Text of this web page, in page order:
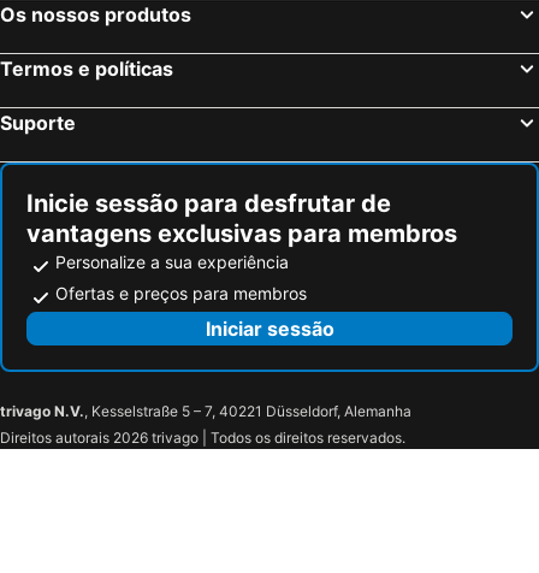
Os nossos produtos
Termos e políticas
Suporte
Inicie sessão para desfrutar de
vantagens exclusivas para membros
Personalize a sua experiência
Ofertas e preços para membros
Iniciar sessão
trivago N.V., Kesselstraße 5 – 7, 40221 Düsseldorf, Alemanha
Direitos autorais 2026 trivago | Todos os direitos reservados.